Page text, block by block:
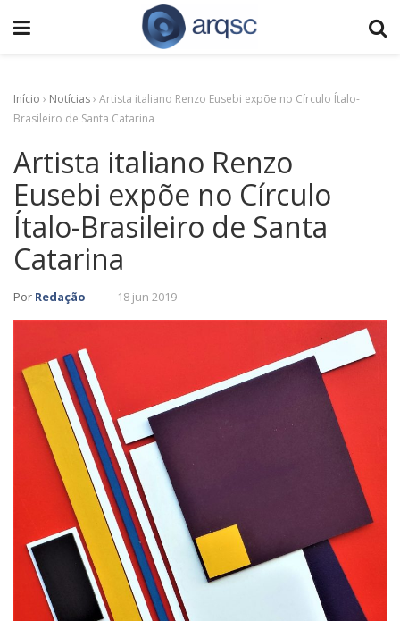
Início › Notícias› Artista italiano Renzo Eusebi expõe no Círculo Ítalo-
Brasileiro de Santa Catarina
Artista italiano Renzo
Eusebi expõe no Círculo
Ítalo-Brasileiro de Santa
Catarina
Por Redação 18 jun 2019